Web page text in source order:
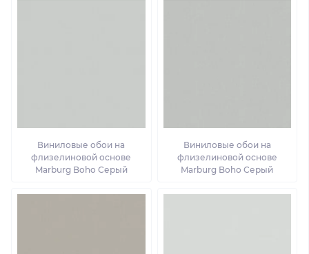
Виниловые обои на
флизелиновой основе
Marburg Boho Серый
Виниловые обои на
флизелиновой основе
Marburg Boho Серый